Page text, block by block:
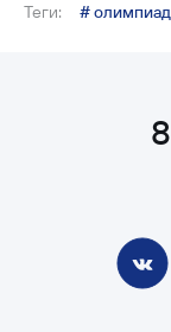
Теги: #